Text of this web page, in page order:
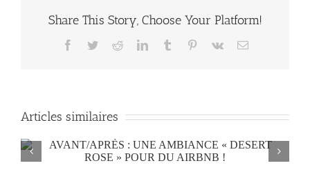
Share This Story, Choose Your Platform!
Facebook
TwitterRedditLinkedInTumblr Pinterest
Vk Email
Articles similaires